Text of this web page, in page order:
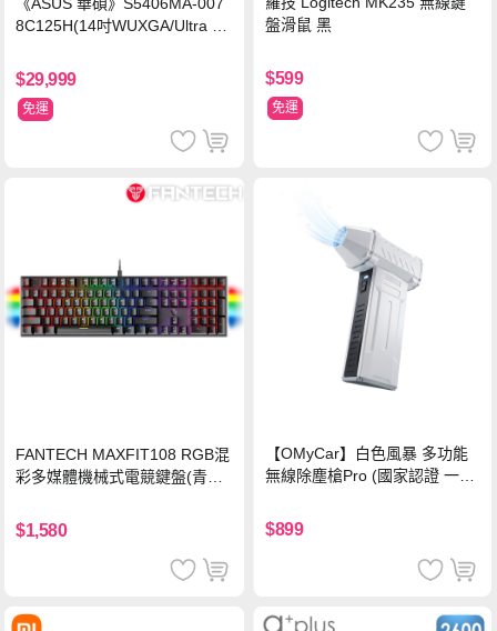
8C125H(14吋WUXGA/Ultra 5
n11/二年保)
$29,999
免運
盤滑鼠 黑
$599
免運
FANTECH MAXFIT108 RGB混
彩多媒體機械式電競鍵盤(青軸)
$1,580
【OMyCar】白色風暴 多功能
無線除塵槍Pro (國家認證 一年
手持強力風槍 暴力吹風
$899